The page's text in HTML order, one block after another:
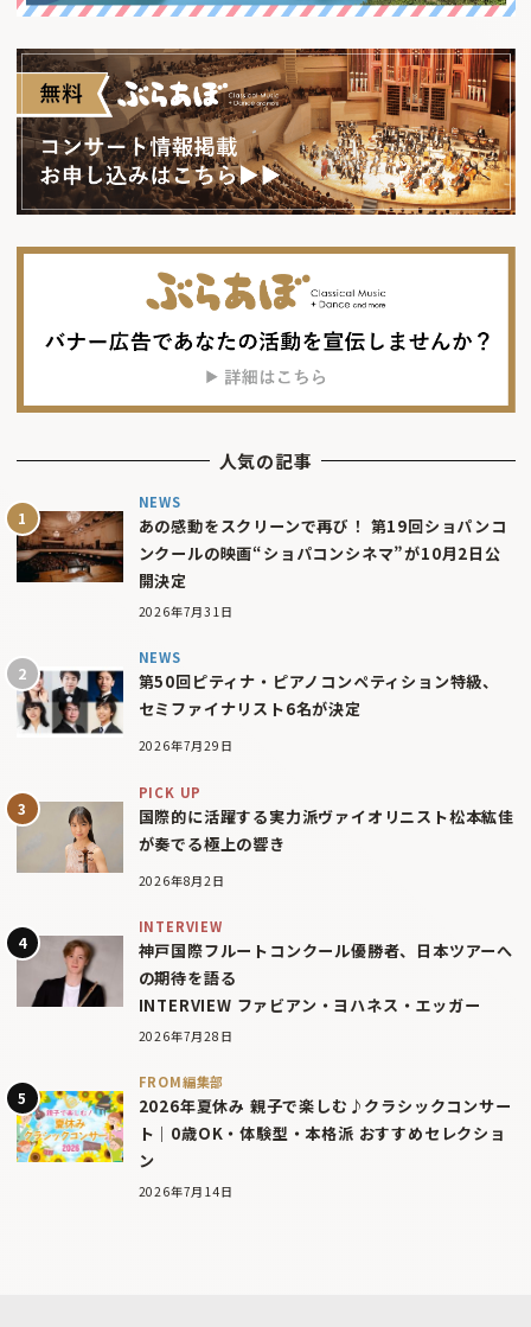
人気の記事
NEWS
あの感動をスクリーンで再び！ 第19回ショパンコ
ンクールの映画“ショパコンシネマ”が10月2日公
開決定
2026年7月31日
NEWS
第50回ピティナ・ピアノコンペティション特級、
セミファイナリスト6名が決定
2026年7月29日
PICK UP
国際的に活躍する実力派ヴァイオリニスト松本紘佳
が奏でる極上の響き
2026年8月2日
INTERVIEW
神戸国際フルートコンクール優勝者、日本ツアーへ
の期待を語る
INTERVIEW ファビアン・ヨハネス・エッガー
2026年7月28日
FROM編集部
2026年夏休み 親子で楽しむ♪クラシックコンサー
ト｜0歳OK・体験型・本格派 おすすめセレクショ
ン
2026年7月14日